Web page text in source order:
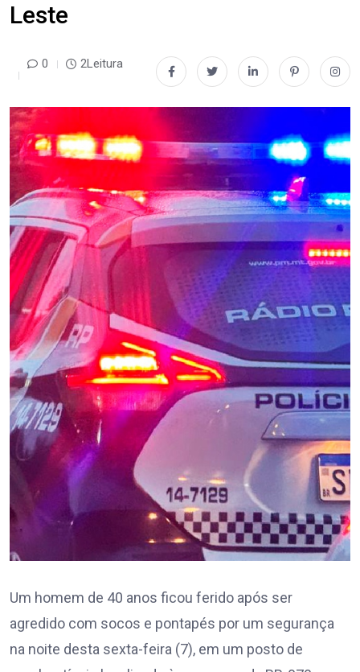
Leste
0 2Leitura
Um homem de 40 anos ficou ferido após ser
agredido com socos e pontapés por um segurança
na noite desta sexta-feira (7), em um posto de